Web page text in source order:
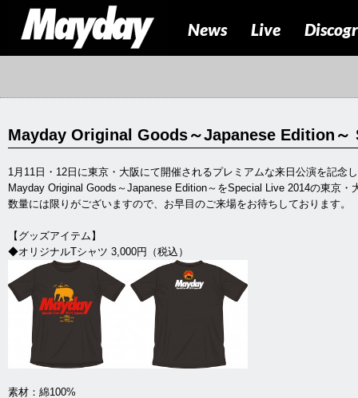
News Live
Mayday Original Goods～Japanese Edition～
1月11日・12日に東京・大阪にて開催されるプレミアムな来日公演を記念
Mayday Original Goods～Japanese Edition～をSpecial Live 2014の東京・
数量には限りがございますので、お早目のご来場をお待ちしております。
【グッズアイテム】
◆オリジナルTシャツ 3,000円（税込）
素材：綿100%